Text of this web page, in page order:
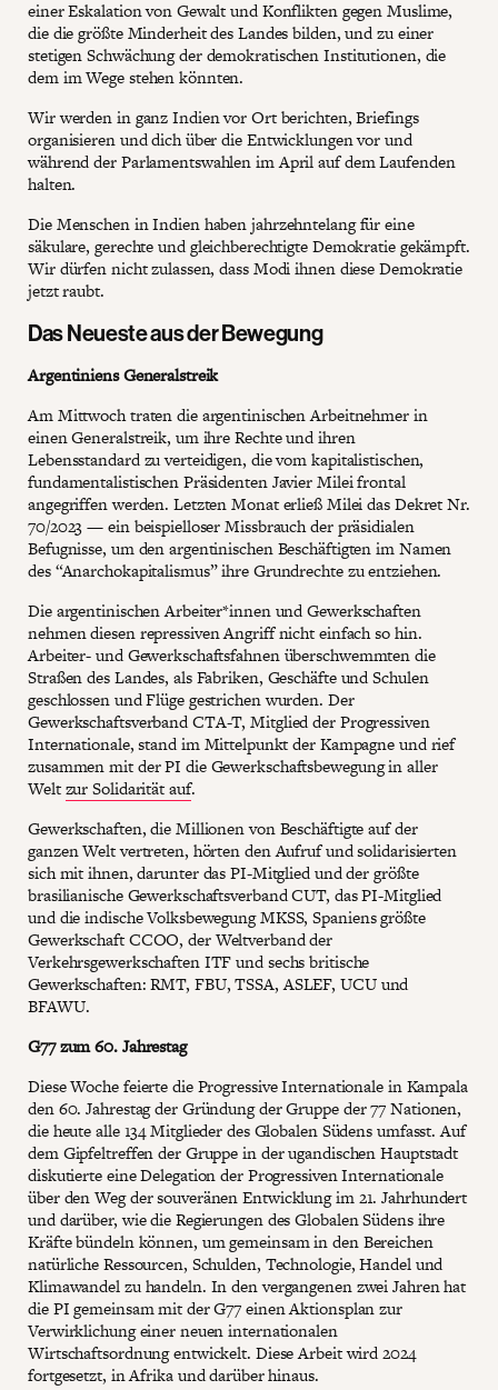
einer Eskalation von Gewalt und Konflikten gegen Muslime,
die die größte Minderheit des Landes bilden, und zu einer
stetigen Schwächung der demokratischen Institutionen, die
dem im Wege stehen könnten.
Wir werden in ganz Indien vor Ort berichten, Briefings
organisieren und dich über die Entwicklungen vor und
während der Parlamentswahlen im April auf dem Laufenden
halten.
Die Menschen in Indien haben jahrzehntelang für eine
säkulare, gerechte und gleichberechtigte Demokratie gekämpft.
Wir dürfen nicht zulassen, dass Modi ihnen diese Demokratie
jetzt raubt.
Das Neueste aus der Bewegung
Argentiniens Generalstreik
Am Mittwoch traten die argentinischen Arbeitnehmer in
einen Generalstreik, um ihre Rechte und ihren
Lebensstandard zu verteidigen, die vom kapitalistischen,
fundamentalistischen Präsidenten Javier Milei frontal
angegriffen werden. Letzten Monat erließ Milei das Dekret Nr.
70/2023 — ein beispielloser Missbrauch der präsidialen
Befugnisse, um den argentinischen Beschäftigten im Namen
des “Anarchokapitalismus” ihre Grundrechte zu entziehen.
Die argentinischen Arbeiter*innen und Gewerkschaften
nehmen diesen repressiven Angriff nicht einfach so hin.
Arbeiter- und Gewerkschaftsfahnen überschwemmten die
Straßen des Landes, als Fabriken, Geschäfte und Schulen
geschlossen und Flüge gestrichen wurden. Der
Gewerkschaftsverband CTA-T, Mitglied der Progressiven
Internationale, stand im Mittelpunkt der Kampagne und rief
zusammen mit der PI die Gewerkschaftsbewegung in aller
Weltzur Solidarität auf.
Gewerkschaften, die Millionen von Beschäftigte auf der
ganzen Welt vertreten, hörten den Aufruf und solidarisierten
sich mit ihnen, darunter das PI-Mitglied und der größte
brasilianische Gewerkschaftsverband CUT, das PI-Mitglied
und die indische Volksbewegung MKSS, Spaniens größte
Gewerkschaft CCOO, der Weltverband der
Verkehrsgewerkschaften ITF und sechs britische
Gewerkschaften: RMT, FBU, TSSA, ASLEF, UCU und
BFAWU.
G77 zum 60. Jahrestag
Diese Woche feierte die Progressive Internationale in Kampala
den 60. Jahrestag der Gründung der Gruppe der 77 Nationen,
die heute alle 134 Mitglieder des Globalen Südens umfasst. Auf
dem Gipfeltreffen der Gruppe in der ugandischen Hauptstadt
diskutierte eine Delegation der Progressiven Internationale
über den Weg der souveränen Entwicklung im 21. Jahrhundert
und darüber, wie die Regierungen des Globalen Südens ihre
Kräfte bündeln können, um gemeinsam in den Bereichen
natürliche Ressourcen, Schulden, Technologie, Handel und
Klimawandel zu handeln. In den vergangenen zwei Jahren hat
die PI gemeinsam mit der G77 einen Aktionsplan zur
Verwirklichung einer neuen internationalen
Wirtschaftsordnung entwickelt. Diese Arbeit wird 2024
fortgesetzt, in Afrika und darüber hinaus.